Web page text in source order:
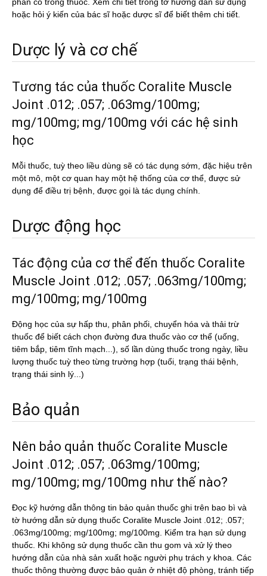
hoặc hỏi ý kiến của bác sĩ hoặc dược sĩ để biết thêm chi tiết.
Dược lý và cơ chế
Tương tác của thuốc Coralite Muscle
Joint .012; .057; .063mg/100mg;
mg/100mg; mg/100mg với các hệ sinh
học
Mỗi thuốc, tuỳ theo liều dùng sẽ có tác dụng sớm, đặc hiệu trên
một mô, một cơ quan hay một hệ thống của cơ thể, được sử
dụng để điều trị bệnh, được gọi là tác dụng chính.
Dược động học
Tác động của cơ thể đến thuốc Coralite
Muscle Joint .012; .057; .063mg/100mg;
mg/100mg; mg/100mg
Động học của sự hấp thu, phân phối, chuyển hóa và thải trừ
thuốc để biết cách chọn đường đưa thuốc vào cơ thể (uống,
tiêm bắp, tiêm tĩnh mạch...), số lần dùng thuốc trong ngày, liều
lượng thuốc tuỳ theo từng trường hợp (tuổi, trạng thái bệnh,
trạng thái sinh lý...)
Bảo quản
Nên bảo quản thuốc Coralite Muscle
Joint .012; .057; .063mg/100mg;
mg/100mg; mg/100mg như thế nào?
Đọc kỹ hướng dẫn thông tin bảo quản thuốc ghi trên bao bì và
tờ hướng dẫn sử dụng thuốc Coralite Muscle Joint .012; .057;
.063mg/100mg; mg/100mg; mg/100mg. Kiểm tra hạn sử dụng
thuốc. Khi không sử dụng thuốc cần thu gom và xử lý theo
hướng dẫn của nhà sản xuất hoặc người phụ trách y khoa. Các
thuốc thông thường được bảo quản ở nhiệt độ phòng, tránh tiếp